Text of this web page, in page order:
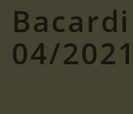
04/2021